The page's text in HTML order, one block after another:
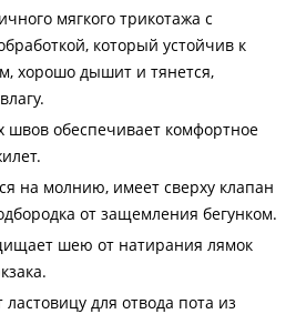
мягкого трикотажа с
который устойчив к
хорошо дышит и тянется,
швов обеспечивает комфортное
на молнию, имеет сверху клапан
от защемления бегунком.
шею от натирания лямок
для отвода пота из